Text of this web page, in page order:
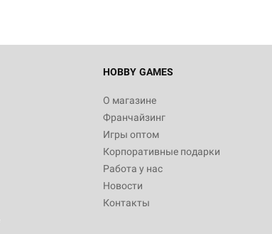
HOBBY GAMES
О магазине
Франчайзинг
Игры оптом
Корпоративные подарки
Работа у нас
Новости
Контакты